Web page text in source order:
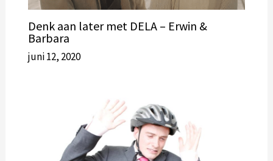
Denk aan later met DELA – Erwin &
Barbara
juni 12, 2020